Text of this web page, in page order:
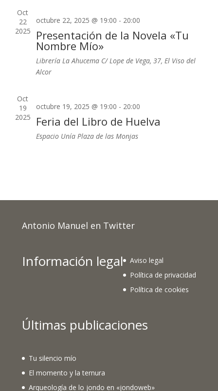
Oct
22
2025
octubre 22, 2025 @ 19:00 - 20:00
Presentación de la Novela «Tu
Nombre Mío»
Librería La Ahucema C/ Lope de Vega, 37, El Viso del
Alcor
Oct
19
2025
octubre 19, 2025 @ 19:00 - 20:00
Feria del Libro de Huelva
Espacio Unía Plaza de las Monjas
Antonio Manuel en Twitter
Información legal
Aviso legal
Política de privacidad
Política de cookies
Últimas publicaciones
Tu silencio mío
El momento y la ternura
Arqueología de lo jondo en «jondoweb»